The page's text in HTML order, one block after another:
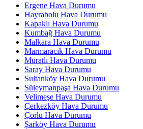
Ergene Hava Durumu
Hayrabolu Hava Durumu
Kapaklı Hava Durumu
Kumbağ Hava Durumu
Malkara Hava Durumu
Marmaracık Hava Durumu
Muratlı Hava Durumu
Saray Hava Durumu
Sultanköy Hava Durumu
Süleymanpaşa Hava Durumu
Velimeşe Hava Durumu
Çerkezköy Hava Durumu
Çorlu Hava Durumu
Şarköy Hava Durumu